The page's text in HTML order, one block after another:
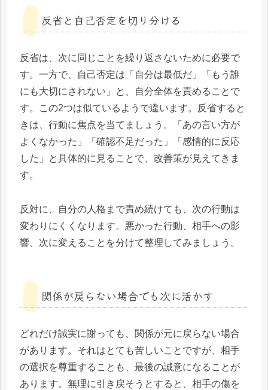
反省と自己否定を切り分ける
反省は、次に同じことを繰り返さないために必要で
す。一方で、自己否定は「自分は最低だ」「もう誰
にも大切にされない」と、自分全体を責めることで
す。この2つは似ているようで違います。反省すると
きは、行動に焦点を当てましょう。「あの言い方が
よくなかった」「確認不足だった」「感情的に反応
した」と具体的に見ることで、改善策が見えてきま
す。
反対に、自分の人格まで責め続けても、次の行動は
変わりにくくなります。悪かった行動、相手への影
響、次に変えることを分けて整理してみましょう。
関係が戻らない場合でも次に活かす
どれだけ誠実に謝っても、関係が元に戻らない場合
があります。それはとても苦しいことですが、相手
の選択を尊重することも、最後の誠意になることが
あります。無理に引き戻そうとすると、相手の傷を